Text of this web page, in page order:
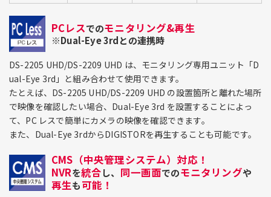
PCレスでのモニタリング&再生
※Dual-Eye 3rdとの連携時
DS-2205 UHD/DS-2209 UHD は、モニタリング専用ユニット「D
ual-Eye 3rd」と組み合わせて使用できます。
たとえば、DS-2205 UHD/DS-2209 UHD の設置箇所と離れた場所
で映像を確認したい場合、Dual-Eye 3rd を設置することによっ
て、PC レスで簡単にカメラの映像を確認できます。
また、Dual-Eye 3rdからDIGISTORを再生することも可能です。
CMS（中央管理システム）対応！
NVRを統合し、 同一画面でのモニタリングや
再生も可能！